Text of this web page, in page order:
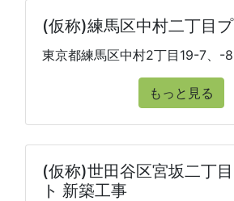
(仮称)練馬区中村二丁目
東京都練馬区中村2丁目19-7、-8
もっと見る
(仮称)世田谷区宮坂二丁
ト 新築工事